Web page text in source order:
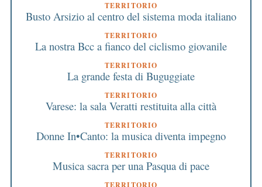
TERRITORIO
Busto Arsizio al centro del sistema moda italiano
TERRITORIO
La nostra Bcc a fianco del ciclismo giovanile
TERRITORIO
La grande festa di Buguggiate
TERRITORIO
Varese: la sala Veratti restituita alla città
TERRITORIO
Donne In•Canto: la musica diventa impegno
TERRITORIO
Musica sacra per una Pasqua di pace